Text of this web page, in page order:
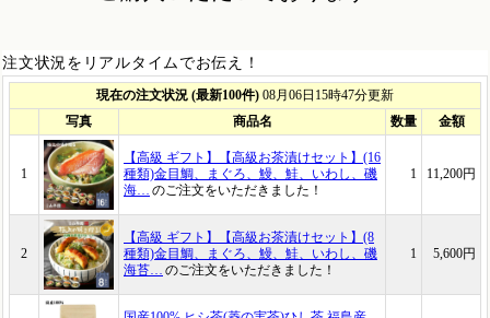
注文状況をリアルタイムでお伝え！